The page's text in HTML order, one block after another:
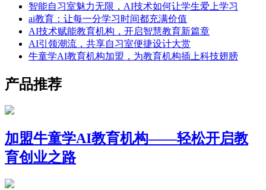
智能自习室魅力无限，AI技术如何让学生爱上学习
ai教育：让每一分学习时间都充满价值
AI技术赋能教育机构，开启智慧教育新篇章
​AI引领潮流，共享自习室便捷设计大赏
牛童学AI教育机构加盟，为教育机构插上科技翅膀
产品推荐
加盟牛童学AI教育机构——轻松开启教
育创业之路